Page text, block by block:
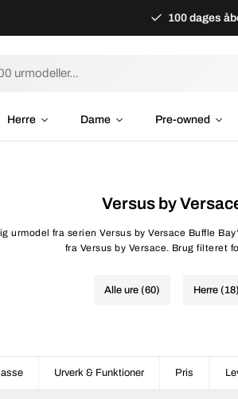
100 dages
Herre Dame Pre-owned
Versus by
urmodel fra serien Versus by Versace Buffle
fra Versus by Versace. Brug filteret
Alle ure (60) Herre (18)
Urverk & Funktioner Pris